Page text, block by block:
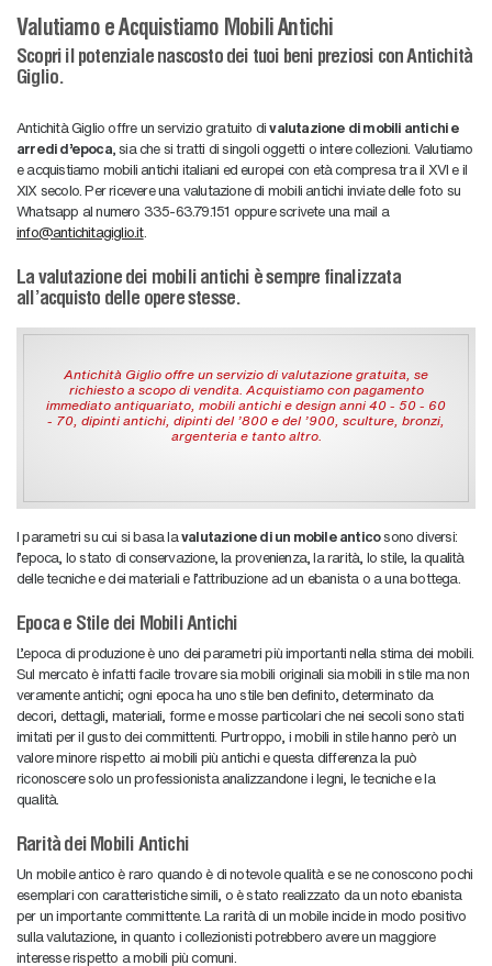
Valutiamo e Acquistiamo Mobili Antichi
Scopri il potenziale nascosto dei tuoi beni preziosi con Antichità
Giglio.
Antichità Giglio offre un servizio gratuito divalutazione di mobili antichi e
arredi d'epoca, sia che si tratti di singoli oggetti o intere collezioni. Valutiamo
e acquistiamo mobili antichi italiani ed europei con età compresa tra il XVI e il
XIX secolo. Per ricevere una valutazione di mobili antichi inviate delle foto su
Whatsapp al numero 335-63.79.151 oppure scrivete una mail a
info@antichitagiglio.it.
La valutazione dei mobili antichi è sempre finalizzata
all'acquisto delle opere stesse.
Antichità Giglio offre un servizio di valutazione gratuita, se
richiesto a scopo di vendita. Acquistiamo con pagamento
immediato antiquariato, mobili antichi e design anni 40 - 50 - 60
- 70, dipinti antichi, dipinti del '800 e del '900, sculture, bronzi,
argenteria e tanto altro.
I parametri su cui si basa lavalutazione di un mobile anticosono diversi:
l’epoca, lo stato di conservazione, la provenienza, la rarità, lo stile, la qualità
delle tecniche e dei materiali e l’attribuzione ad un ebanista o a una bottega.
Epoca e Stile dei Mobili Antichi
L’epoca di produzione è uno dei parametri più importanti nella stima dei mobili.
Sul mercato è infatti facile trovare sia mobili originali sia mobili in stile ma non
veramente antichi; ogni epoca ha uno stile ben definito, determinato da
decori, dettagli, materiali, forme e mosse particolari che nei secoli sono stati
imitati per il gusto dei committenti. Purtroppo, i mobili in stile hanno però un
valore minore rispetto ai mobili più antichi e questa differenza la può
riconoscere solo un professionista analizzandone i legni, le tecniche e la
qualità.
Rarità dei Mobili Antichi
Un mobile antico è raro quando è di notevole qualità e se ne conoscono pochi
esemplari con caratteristiche simili, o è stato realizzato da un noto ebanista
per un importante committente. La rarità di un mobile incide in modo positivo
sulla valutazione, in quanto i collezionisti potrebbero avere un maggiore
interesse rispetto a mobili più comuni.